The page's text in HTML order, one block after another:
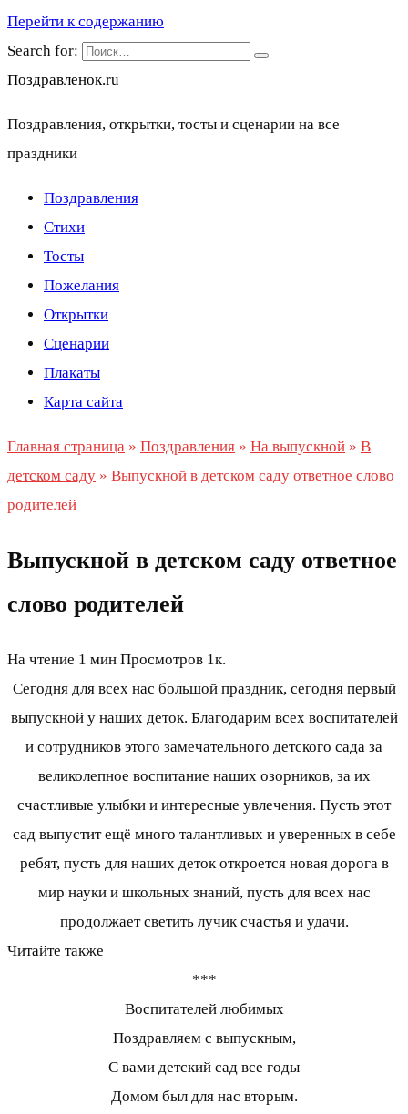
Перейти к содержанию
Search for:
Поздравленок.ru
Поздравления, открытки, тосты и сценарии на все
праздники
Поздравления
Стихи
Тосты
Пожелания
Открытки
Сценарии
Плакаты
Карта сайта
Главная страница » Поздравления » На выпускной » В
детском саду » Выпускной в детском саду ответное слово
родителей
Выпускной в детском саду ответное
слово родителей
На чтение 1 мин Просмотров 1к.
Сегодня для всех нас большой праздник, сегодня первый
выпускной у наших деток. Благодарим всех воспитателей
и сотрудников этого замечательного детского сада за
великолепное воспитание наших озорников, за их
счастливые улыбки и интересные увлечения. Пусть этот
сад выпустит ещё много талантливых и уверенных в себе
ребят, пусть для наших деток откроется новая дорога в
мир науки и школьных знаний, пусть для всех нас
продолжает светить лучик счастья и удачи.
Читайте также
***
Воспитателей любимых
Поздравляем с выпускным,
С вами детский сад все годы
Домом был для нас вторым.